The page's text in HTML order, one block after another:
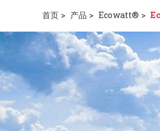
首页 > 产品 > Ecowatt® >